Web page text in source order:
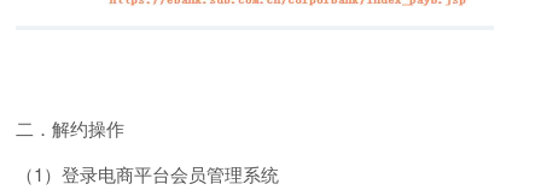
二．解约操作
（1）登录电商平台会员管理系统